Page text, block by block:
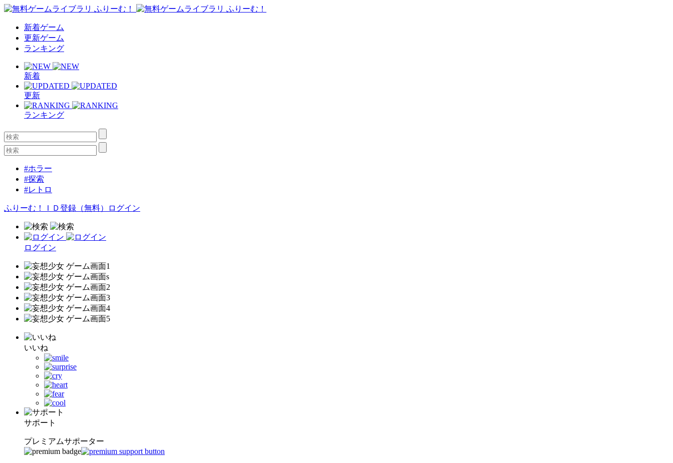
新着ゲーム
更新ゲーム
ランキング
新着
更新
ランキング
#ホラー
#探索
#レトロ
ふりーむ！ＩＤ登録（無料） ログイン
ログイン
いいね
サポート
プレミアムサポーター